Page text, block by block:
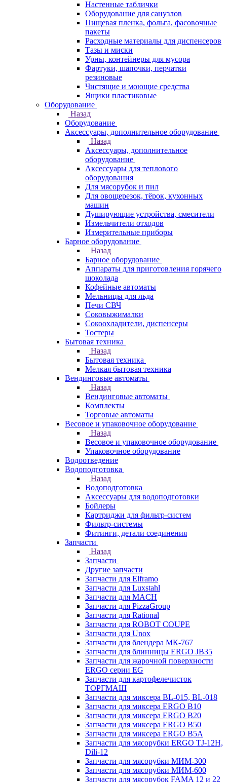
Настенные таблички
Оборудование для санузлов
Пищевая пленка, фольга, фасовочные
пакеты
Расходные материалы для диспенсеров
Тазы и миски
Урны, контейнеры для мусора
Фартуки, шапочки, перчатки
резиновые
Чистящие и моющие средства
Ящики пластиковые
Оборудование
Назад
Оборудование
Аксессуары, дополнительное оборудование
Назад
Аксессуары, дополнительное
оборудование
Аксессуары для теплового
оборудования
Для мясорубок и пил
Для овощерезок, тёрок, кухонных
машин
Душирующие устройства, смесители
Измельчители отходов
Измерительные приборы
Барное оборудование
Назад
Барное оборудование
Аппараты для приготовления горячего
шоколада
Кофейные автоматы
Мельницы для льда
Печи СВЧ
Соковыжималки
Сокоохладители, диспенсеры
Тостеры
Бытовая техника
Назад
Бытовая техника
Мелкая бытовая техника
Вендинговые автоматы
Назад
Вендинговые автоматы
Комплекты
Торговые автоматы
Весовое и упаковочное оборудование
Назад
Весовое и упаковочное оборудование
Упаковочное оборудование
Водоотведение
Водоподготовка
Назад
Водоподготовка
Аксессуары для водоподготовки
Бойлеры
Картриджи для фильтр-систем
Фильтр-системы
Фитинги, детали соединения
Запчасти
Назад
Запчасти
Другие запчасти
Запчасти для Elframo
Запчасти для Luxstahl
Запчасти для MACH
Запчасти для PizzaGroup
Запчасти для Rational
Запчасти для ROBOT COUPE
Запчасти для Unox
Запчасти для блендера МК-767
Запчасти для блинницы ERGO JB35
Запчасти для жарочной поверхности
ERGO серии EG
Запчасти для картофелечисток
ТОРГМАШ
Запчасти для миксера BL-015, BL-018
Запчасти для миксера ERGO B10
Запчасти для миксера ERGO B20
Запчасти для миксера ERGO B50
Запчасти для миксера ERGO B5A
Запчасти для мясорубки ERGO TJ-12H,
Dili-12
Запчасти для мясорубки МИМ-300
Запчасти для мясорубки МИМ-600
Запчасти для мясорубок FAMA 12 и 22